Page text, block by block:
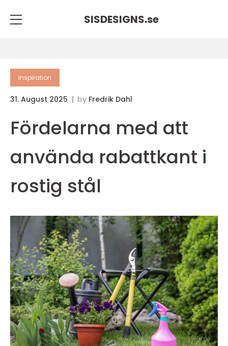
SISDESIGNS.se
inspiration
31. August 2025 by Fredrik Dahl
Fördelarna med att
använda rabattkant i
rostig stål